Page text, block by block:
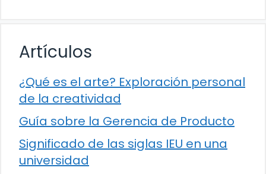
Artículos
¿Qué es el arte? Exploración personal
de la creatividad
Guía sobre la Gerencia de Producto
Significado de las siglas IEU en una
universidad